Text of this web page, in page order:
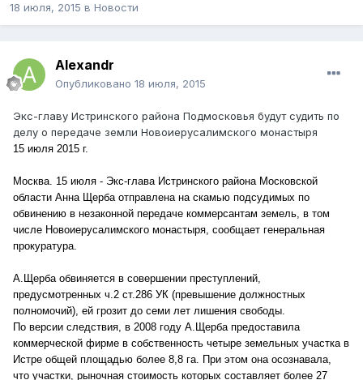
18 июля, 2015 в Новости
Alexandr
Опубликовано 18 июля, 2015
Экс-главу Истринского района Подмосковья будут судить по
делу о передаче земли Новоиерусалимского монастыря
15 июля 2015 г.
Москва. 15 июля - Экс-глава Истринского района Московской
области Анна Щерба отправлена на скамью подсудимых по
обвинению в незаконной передаче коммерсантам земель, в том
числе Новоиерусалимского монастыря, сообщает генеральная
прокуратура.
А.Щерба обвиняется в совершении преступлений,
предусмотренных ч.2 ст.286 УК (превышение должностных
полномочий), ей грозит до семи лет лишения свободы.
По версии следствия, в 2008 году А.Щерба предоставила
коммерческой фирме в собственность четыре земельных участка в
Истре общей площадью более 8,8 га. При этом она осознавала,
что участки, рыночная стоимость которых составляет более 27